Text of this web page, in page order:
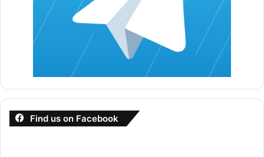
overthinking atau memendam masalah tersebut.
Jangan Memungkiri Janji
Nampak seperti simple masalah ini, tapi ia mampu
mengeruhkan hubungan kerana anda memberi
Jumpa Di Tempat “First Date”
Ini merupakan teknik hokage, bawa pasangan anda di
Find us on Facebook